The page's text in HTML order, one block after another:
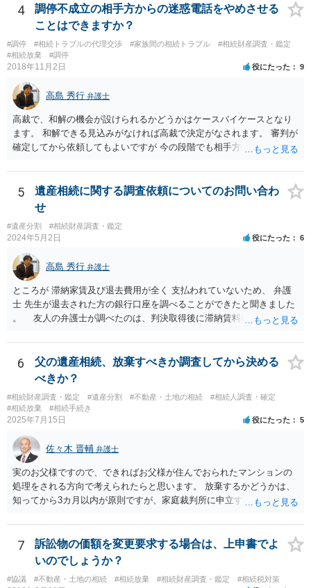
行等に照会をかけることになるでしょう。 不動産は、相続登記が済ん
でいなければ市役所ないし区役所に、お子様と義父様のつながりがわ
かる戸籍一式を揃えてもちこみ、「名寄せ」という手続きをすると、
分かると思います。遺産分割協議書の偽造等により既に相続登記され
てしまっている場合は、住所などに当たりをつけて登記名義を調べて
すが、現代では、各々が自由に価格設定をしていますので、特に相場
はお示しできません。ただし、かつて日本弁護士連合会が設けていた
報酬基準を踏まえて価格設定している弁護士は一定数いると思います
ので、それが一応の目安となるでしょう。
4
調停不成立の相手方からの迷惑電話をやめさせる
ことはできますか？
#調停 #相続トラブルの代理交渉 #家族間の相続トラブル
#相続財産調査・鑑定
#相続放棄
#調停
2018年11月2日 役にたった 9
高島 秀行 弁護士
高裁で、和解の機会が設けられるかどうかはケースバイケースとなり
ます。 和解できる見込みがなければ高裁で決定がなされます。 審判が
確定してから依頼してもよいですが 今の段階でも相手方の連絡が迷惑
5
遺産相続に関する調査依頼についてのお問い合わ
せ
#遺産分割 #相続財産調査・鑑定
2024年5月2日 役にたった 6
高島 秀行 弁護士
ところが 滞納家賃及び退去費用が全く 支払われていないため、 弁護
士 先生が退去された方の銀行口座を調べることができたと聞きました
。 友人の弁護士が調べたのは、判決取得後に滞納賃料回収のため
預金の入出金履歴を調べたわけではありません。 残念ながら、事案
や目的も異なりますし、開示の内容も異なります。
6
父の遺産相続、放棄すべきか調査してから決める
べきか？
#相続財産調査・鑑定 #遺産分割 #不動産・土地の相続
#相続人調査・確定
#相続放棄
#相続手続き
2025年7月15日 役にたった 5
佐々木 晋輔 弁護士
実のお父様ですので、できればお父様が住んでおられたマンションの
処理をされる方向で考えられたらと思います。 放棄するかどうかは、
知ってから3カ月以内が原則ですが、家庭裁判所に申立すれば3カ月の
放棄するかどうか決めることができます。 銀行やサラ金が数年も放置
することはありませんので、数年後に借金が発見される可能性はほぼ
ありません。 なお、私が扱った相続放棄を検討していた案件で、期間
伸長して調査したところ、サラ金に対する過払金など相当な財産が見
つかったため相続したという事例がありました。
7
訴訟物の価額を変更要求する場合は、上申書でよ
いのでしょうか？
#協議 #不動産・土地の相続 #相続放棄 #相続財産調査・鑑定 #相続税対策